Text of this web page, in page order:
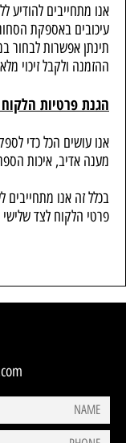
אנו מתחייבים להודיע
עיכובים באספקת
תינתן אפשרות לבחור
ההזמנה ולקבל זיכוי
הגנת פרטיות
אנו עושים הכל כדי
מענה אדיב, איכות
בכלל זה אנו מתחייבים
פרטי הלקוח לצד